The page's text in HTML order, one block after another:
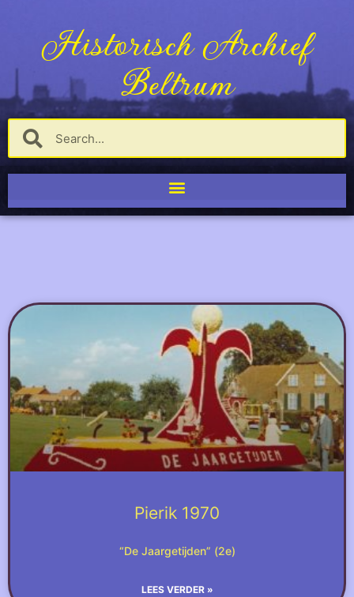
Historisch Archief
Beltrum
Pierik 1970
“De Jaargetijden” (2e)
LEES VERDER »